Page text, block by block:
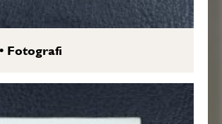
• Fotografi